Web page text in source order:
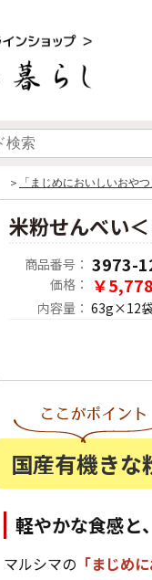
＞ 「まじめにおいしいおや
米粉せんべい
商品番号： 3973-
価格： ￥5,778
内容量： 63g×12
国産有機きな
軽やかな食感と
マルシマの 「まじめ